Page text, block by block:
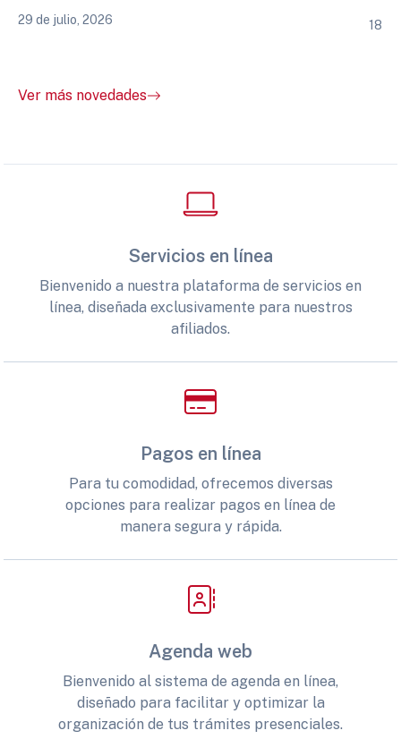
29 de julio, 2026 18
Ver más novedades
Servicios en línea
Bienvenido a nuestra plataforma de servicios en
línea, diseñada exclusivamente para nuestros
afiliados.
Pagos en línea
Para tu comodidad, ofrecemos diversas
opciones para realizar pagos en línea de
manera segura y rápida.
Agenda web
Bienvenido al sistema de agenda en línea,
diseñado para facilitar y optimizar la
organización de tus trámites presenciales.